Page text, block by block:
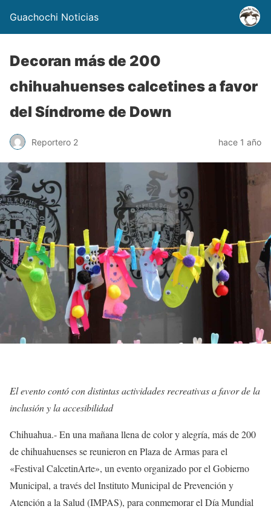
Guachochi Noticias
Decoran más de 200
chihuahuenses calcetines a favor
del Síndrome de Down
Reportero 2 hace 1 año
El evento contó con distintas actividades recreativas a favor de la
inclusión y la accesibilidad
Chihuahua.- En una mañana llena de color y alegría, más de 200
de chihuahuenses se reunieron en Plaza de Armas para el
«Festival CalcetinArte», un evento organizado por el Gobierno
Municipal, a través del Instituto Municipal de Prevención y
Atención a la Salud (IMPAS), para conmemorar el Día Mundial